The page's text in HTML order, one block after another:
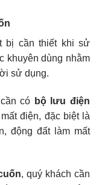
bị cần thiết khi sử
khuyên dùng nhằm
sử dụng.
có bộ lưu điện
điện, đặc biệt là
động đất làm mất
, quý khách cần